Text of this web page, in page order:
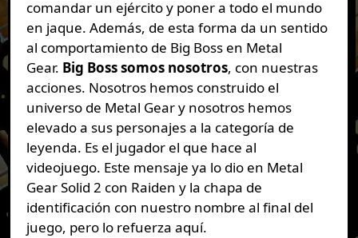
comandar un ejército y poner a todo el mundo
en jaque. Además, de esta forma da un sentido
al comportamiento de Big Boss en Metal
Gear. Big Boss somos nosotros, con nuestras
acciones. Nosotros hemos construido el
universo de Metal Gear y nosotros hemos
elevado a sus personajes a la categoría de
leyenda. Es el jugador el que hace al
videojuego. Este mensaje ya lo dio en Metal
Gear Solid 2 con Raiden y la chapa de
identificación con nuestro nombre al final del
juego, pero lo refuerza aquí.